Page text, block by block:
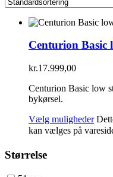
Centurion Basic
kr.17.999,00
Centurion Basic low
bykørsel.
Vælg muligheder
kan vælges på
Størrelse